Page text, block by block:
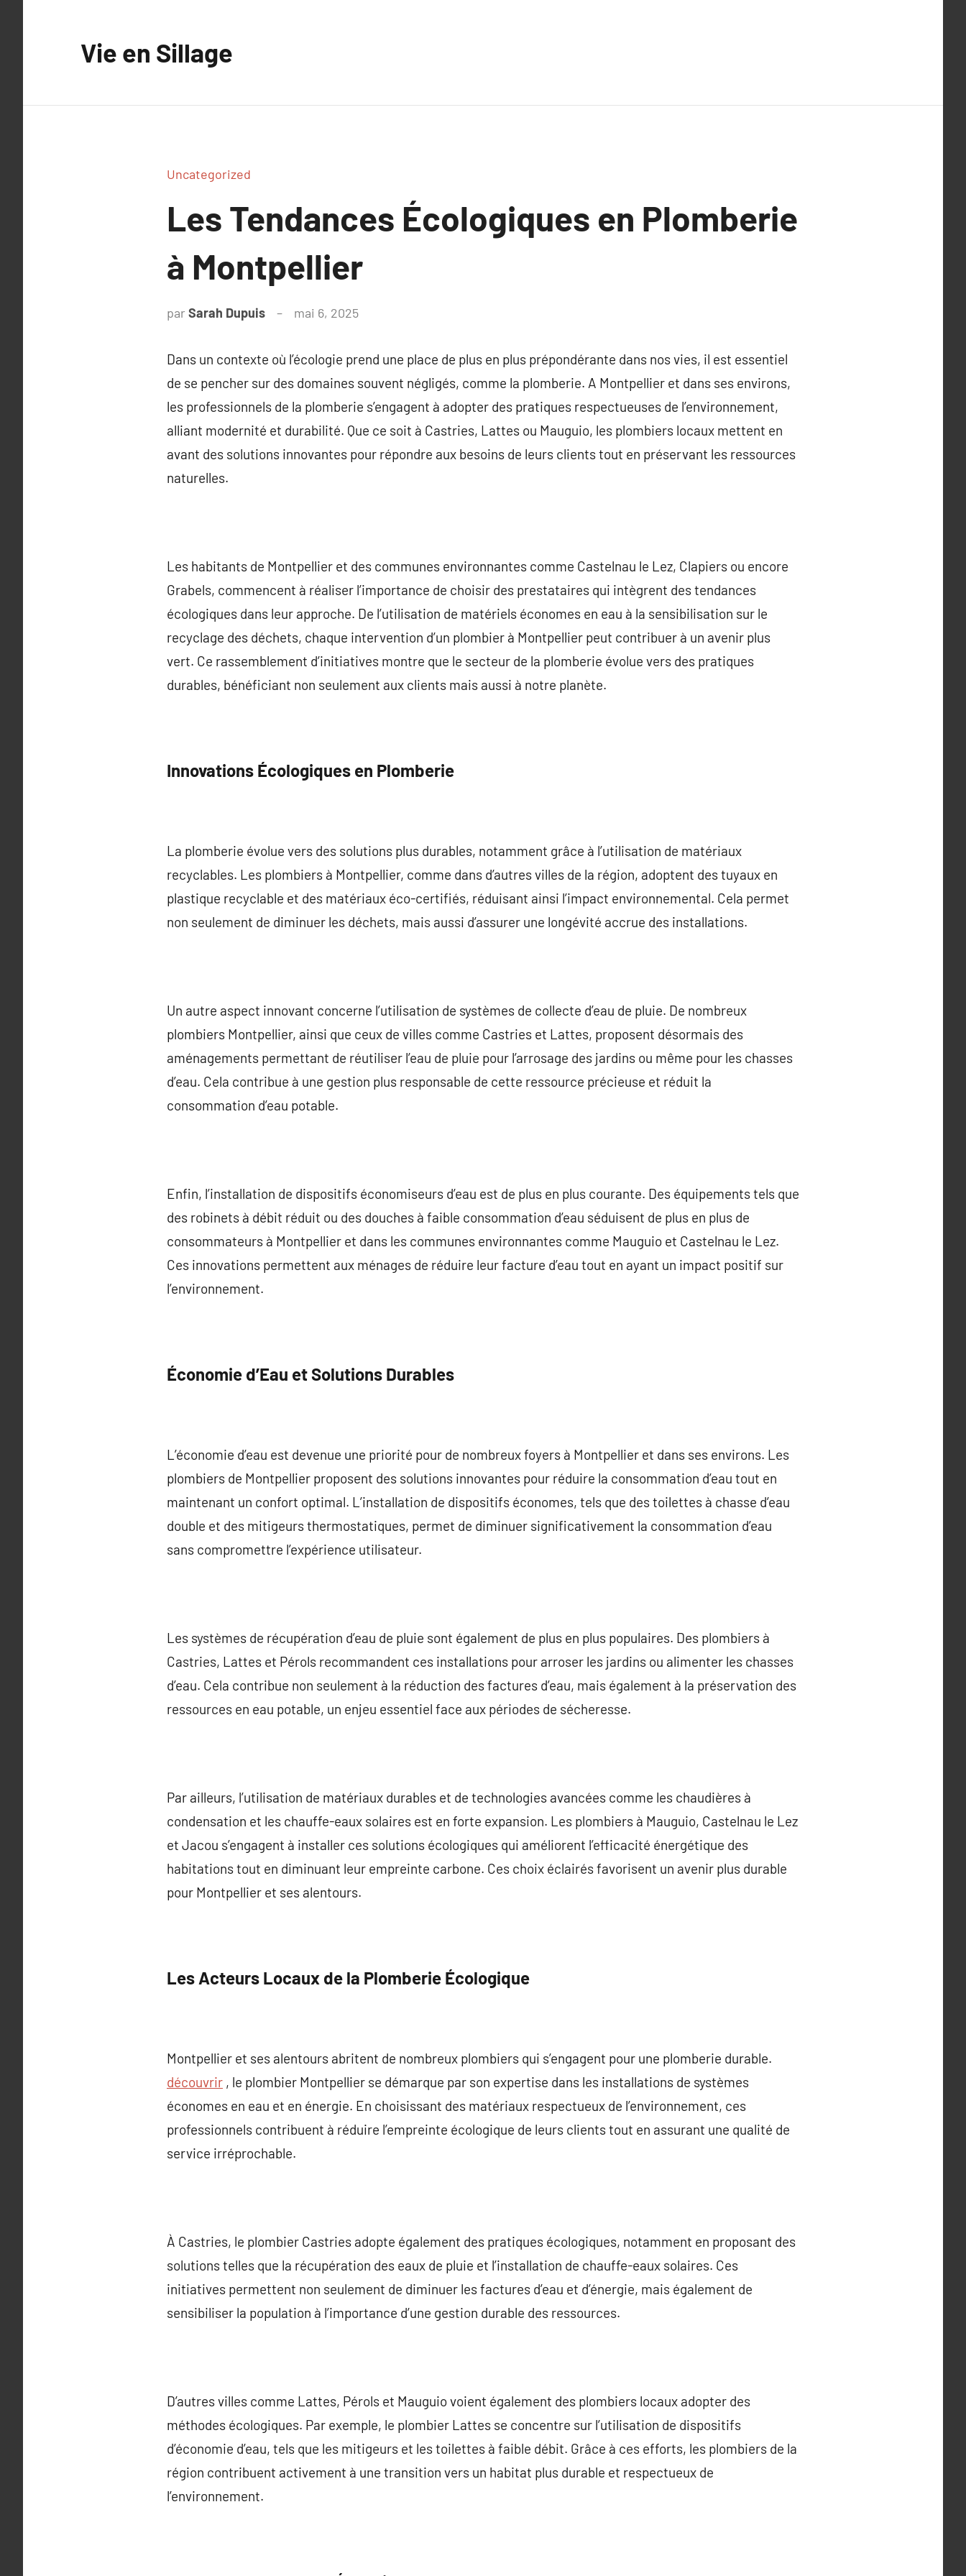
Vie en Sillage
Uncategorized
Les Tendances Écologiques en Plomberie
à Montpellier
par Sarah Dupuis mai 6, 2025
Dans un contexte où l’écologie prend une place de plus en plus prépondérante dans nos vies, il est essentiel
de se pencher sur des domaines souvent négligés, comme la plomberie. A Montpellier et dans ses environs,
les professionnels de la plomberie s’engagent à adopter des pratiques respectueuses de l’environnement,
alliant modernité et durabilité. Que ce soit à Castries, Lattes ou Mauguio, les plombiers locaux mettent en
avant des solutions innovantes pour répondre aux besoins de leurs clients tout en préservant les ressources
naturelles.
Les habitants de Montpellier et des communes environnantes comme Castelnau le Lez, Clapiers ou encore
Grabels, commencent à réaliser l’importance de choisir des prestataires qui intègrent des tendances
écologiques dans leur approche. De l’utilisation de matériels économes en eau à la sensibilisation sur le
recyclage des déchets, chaque intervention d’un plombier à Montpellier peut contribuer à un avenir plus
vert. Ce rassemblement d’initiatives montre que le secteur de la plomberie évolue vers des pratiques
durables, bénéficiant non seulement aux clients mais aussi à notre planète.
Innovations Écologiques en Plomberie
La plomberie évolue vers des solutions plus durables, notamment grâce à l’utilisation de matériaux
recyclables. Les plombiers à Montpellier, comme dans d’autres villes de la région, adoptent des tuyaux en
plastique recyclable et des matériaux éco-certifiés, réduisant ainsi l’impact environnemental. Cela permet
non seulement de diminuer les déchets, mais aussi d’assurer une longévité accrue des installations.
Un autre aspect innovant concerne l’utilisation de systèmes de collecte d’eau de pluie. De nombreux
plombiers Montpellier, ainsi que ceux de villes comme Castries et Lattes, proposent désormais des
aménagements permettant de réutiliser l’eau de pluie pour l’arrosage des jardins ou même pour les chasses
d’eau. Cela contribue à une gestion plus responsable de cette ressource précieuse et réduit la
consommation d’eau potable.
Enfin, l’installation de dispositifs économiseurs d’eau est de plus en plus courante. Des équipements tels que
des robinets à débit réduit ou des douches à faible consommation d’eau séduisent de plus en plus de
consommateurs à Montpellier et dans les communes environnantes comme Mauguio et Castelnau le Lez.
Ces innovations permettent aux ménages de réduire leur facture d’eau tout en ayant un impact positif sur
l’environnement.
Économie d’Eau et Solutions Durables
L’économie d’eau est devenue une priorité pour de nombreux foyers à Montpellier et dans ses environs. Les
plombiers de Montpellier proposent des solutions innovantes pour réduire la consommation d’eau tout en
maintenant un confort optimal. L’installation de dispositifs économes, tels que des toilettes à chasse d’eau
double et des mitigeurs thermostatiques, permet de diminuer significativement la consommation d’eau
sans compromettre l’expérience utilisateur.
Les systèmes de récupération d’eau de pluie sont également de plus en plus populaires. Des plombiers à
Castries, Lattes et Pérols recommandent ces installations pour arroser les jardins ou alimenter les chasses
d’eau. Cela contribue non seulement à la réduction des factures d’eau, mais également à la préservation des
ressources en eau potable, un enjeu essentiel face aux périodes de sécheresse.
Par ailleurs, l’utilisation de matériaux durables et de technologies avancées comme les chaudières à
condensation et les chauffe-eaux solaires est en forte expansion. Les plombiers à Mauguio, Castelnau le Lez
et Jacou s’engagent à installer ces solutions écologiques qui améliorent l’efficacité énergétique des
habitations tout en diminuant leur empreinte carbone. Ces choix éclairés favorisent un avenir plus durable
pour Montpellier et ses alentours.
Les Acteurs Locaux de la Plomberie Écologique
Montpellier et ses alentours abritent de nombreux plombiers qui s’engagent pour une plomberie durable.
découvrir , le plombier Montpellier se démarque par son expertise dans les installations de systèmes
économes en eau et en énergie. En choisissant des matériaux respectueux de l’environnement, ces
professionnels contribuent à réduire l’empreinte écologique de leurs clients tout en assurant une qualité de
service irréprochable.
À Castries, le plombier Castries adopte également des pratiques écologiques, notamment en proposant des
solutions telles que la récupération des eaux de pluie et l’installation de chauffe-eaux solaires. Ces
initiatives permettent non seulement de diminuer les factures d’eau et d’énergie, mais également de
sensibiliser la population à l’importance d’une gestion durable des ressources.
D’autres villes comme Lattes, Pérols et Mauguio voient également des plombiers locaux adopter des
méthodes écologiques. Par exemple, le plombier Lattes se concentre sur l’utilisation de dispositifs
d’économie d’eau, tels que les mitigeurs et les toilettes à faible débit. Grâce à ces efforts, les plombiers de la
région contribuent activement à une transition vers un habitat plus durable et respectueux de
l’environnement.